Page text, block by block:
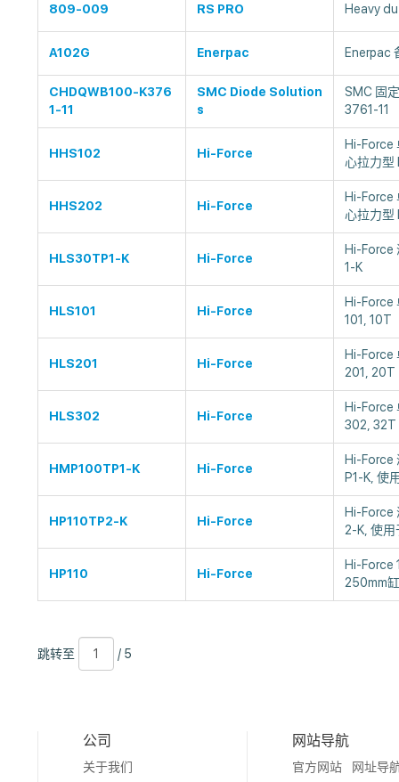
809-009 RS PRO Heavy
A102G Enerpac Enerpac
CHDQWB100-K376
1-11
SMC Diode Solution
s
SMC 固
3761-11
HHS102 Hi-Force
Hi-Force
心拉力型
HHS202 Hi-Force
Hi-Force
心拉力型
HLS30TP1-K Hi-Force
Hi-Force
1-K
HLS101 Hi-Force
Hi-Force
101, 10T
HLS201 Hi-Force
Hi-Force
201, 20T
HLS302 Hi-Force
Hi-Force
302, 32T
HMP100TP1-K Hi-Force
Hi-Force
P1-K, 使
HP110TP2-K Hi-Force
Hi-Force
2-K, 使
HP110 Hi-Force
Hi-Force
250mm
跳
转
跳转至
5
/ 5
公司
关于我们
网站导航
官方网站
网址导